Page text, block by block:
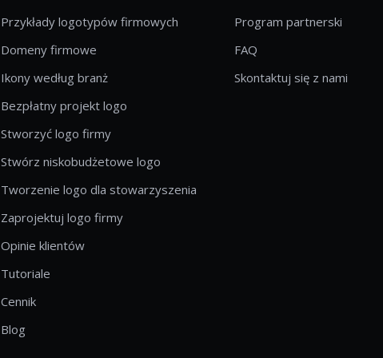
Przykłady logotypów firmowych
Domeny firmowe
Ikony według branż
Bezpłatny projekt logo
Stworzyć logo firmy
Stwórz niskobudżetowe logo
Tworzenie logo dla stowarzyszenia
Zaprojektuj logo firmy
Opinie klientów
Tutoriale
Cennik
Blog
Program partnerski
FAQ
Skontaktuj się z nami